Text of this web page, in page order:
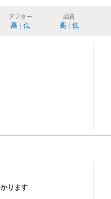
アフター
高 低
品質
高 低
ります